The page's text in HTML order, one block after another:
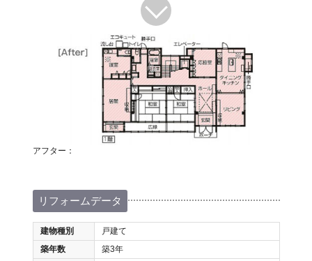
アフター：
リフォームデータ
建物種別
戸建て
築年数
築3年